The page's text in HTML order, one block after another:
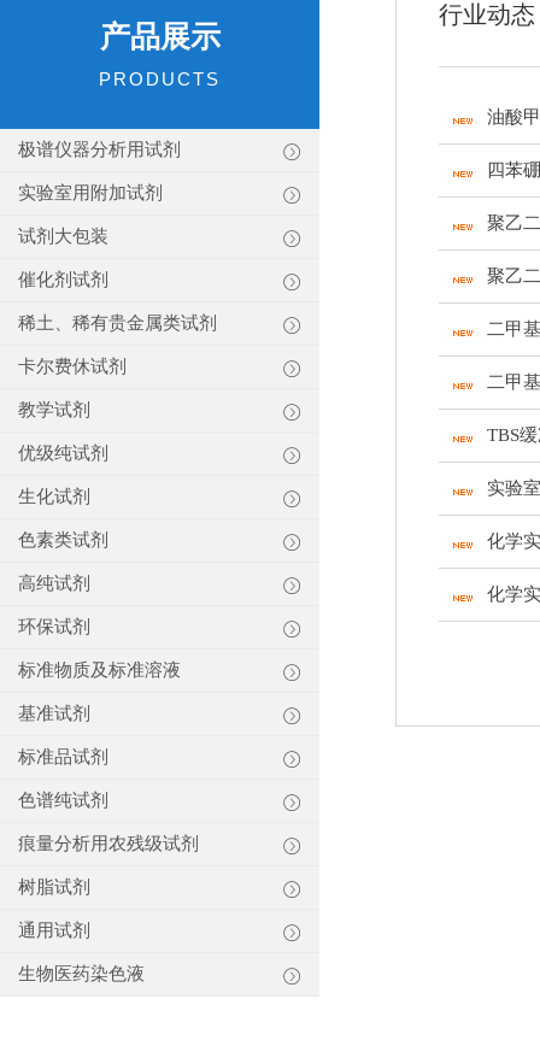
产品展示
PRODUCTS
极谱仪器分析用试剂
实验室用附加试剂
试剂大包装
催化剂试剂
稀土、稀有贵金属类试剂
卡尔费休试剂
教学试剂
优级纯试剂
生化试剂
色素类试剂
高纯试剂
环保试剂
标准物质及标准溶液
基准试剂
标准品试剂
色谱纯试剂
痕量分析用农残级试剂
树脂试剂
通用试剂
生物医药染色液
行业动态
油酸
四苯
聚乙
聚乙
二甲
二甲
TBS
实验
化学
化学